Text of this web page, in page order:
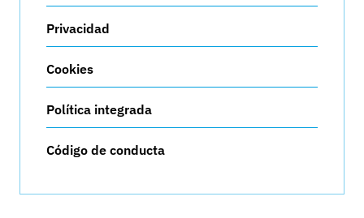
Privacidad
Cookies
Política integrada
Código de conducta